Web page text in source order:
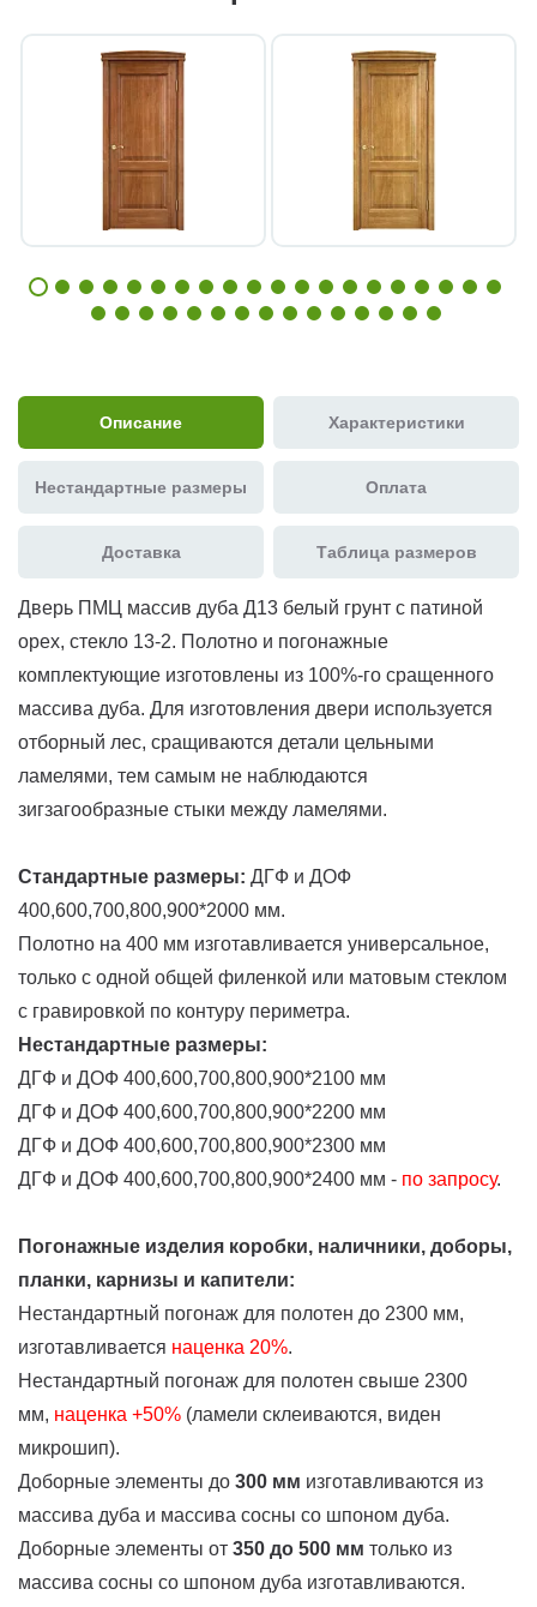
Описание Характеристики
Нестандартные размеры Оплата
Доставка Таблица размеров
Дверь ПМЦ массив дуба Д13 белый грунт с патиной
орех, стекло 13-2. Полотно и погонажные
комплектующие изготовлены из 100%-го сращенного
массива дуба. Для изготовления двери используется
отборный лес, сращиваются детали цельными
ламелями, тем самым не наблюдаются
зигзагообразные стыки между ламелями.
Стандартные размеры: ДГФ и ДОФ
400,600,700,800,900*2000 мм.
Полотно на 400 мм изготавливается универсальное,
только с одной общей филенкой или матовым стеклом
с гравировкой по контуру периметра.
Нестандартные размеры:
ДГФ и ДОФ 400,600,700,800,900*2100 мм
ДГФ и ДОФ 400,600,700,800,900*2200 мм
ДГФ и ДОФ 400,600,700,800,900*2300 мм
ДГФ и ДОФ 400,600,700,800,900*2400 мм - по запросу.
Погонажные изделия коробки, наличники, доборы,
планки, карнизы и капители:
Нестандартный погонаж для полотен до 2300 мм,
изготавливается наценка 20%.
Нестандартный погонаж для полотен свыше 2300
мм, наценка +50% (ламели склеиваются, виден
микрошип).
Доборные элементы до 300 мм изготавливаются из
массива дуба и массива сосны со шпоном дуба.
Доборные элементы от 350 до 500 мм только из
массива сосны со шпоном дуба изготавливаются.